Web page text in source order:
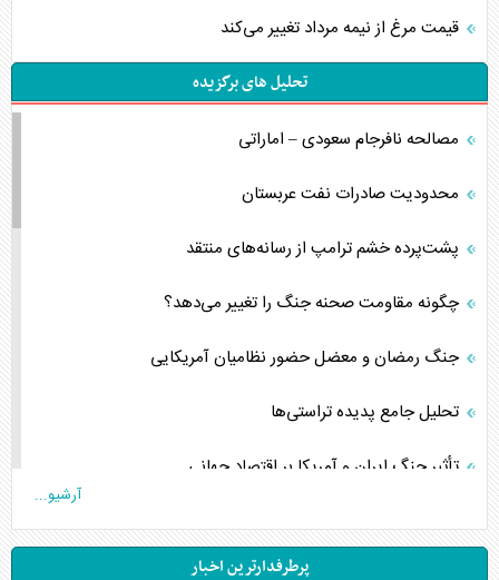
قیمت مرغ از نیمه مرداد تغییر می‌کند
تحلیل های برگزیده
مصالحه نافرجام سعودی – اماراتی
محدودیت صادرات نفت عربستان
پشت‌پرده خشم ترامپ از رسانه‌های منتقد
چگونه مقاومت صحنه جنگ را تغییر می‌دهد؟
جنگ رمضان و معضل حضور نظامیان آمریکایی
تحلیل جامع پدیده تراستی‌ها
تأثیر جنگ ایران و آمریکا بر اقتصاد جهانی
تخریب پل‌ها در اوکراین و فروپاشی روایت دوگانه غرب
آرشیو...
پرطرفدارترین اخبار